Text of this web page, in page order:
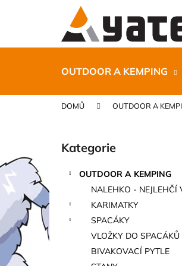
OUTDOOR A KEMPING
DOMŮ OUTDOOR A
r
a
n
Přeskočit
kategorie
Kategorie
OUTDOOR A KEMPING
NALEHKO - NEJLEHČÍ
KARIMATKY
SPACÁKY
VLOŽKY DO SPACÁKŮ
BIVAKOVACÍ PYTLE
í
do
do
CARNOSPORT GEL 100
899 Kč